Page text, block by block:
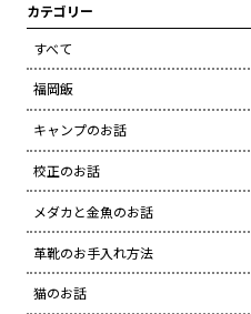
カテゴリー
すべて
福岡飯
キャンプのお話
校正のお話
メダカと金魚のお話
革靴のお手入れ方法
猫のお話